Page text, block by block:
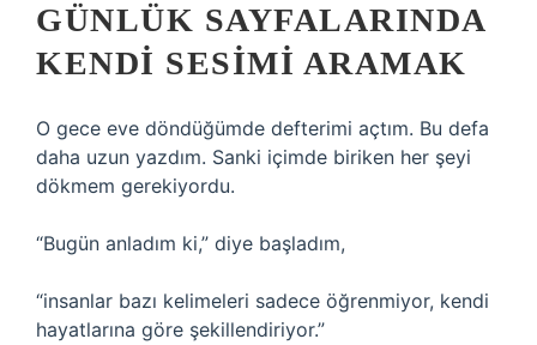
GÜNLÜK SAYFALARINDA
KENDI SESIMI ARAMAK
O gece eve döndüğümde defterimi açtım. Bu defa
daha uzun yazdım. Sanki içimde biriken her şeyi
dökmem gerekiyordu.
“Bugün anladım ki,” diye başladım,
“insanlar bazı kelimeleri sadece öğrenmiyor, kendi
hayatlarına göre şekillendiriyor.”